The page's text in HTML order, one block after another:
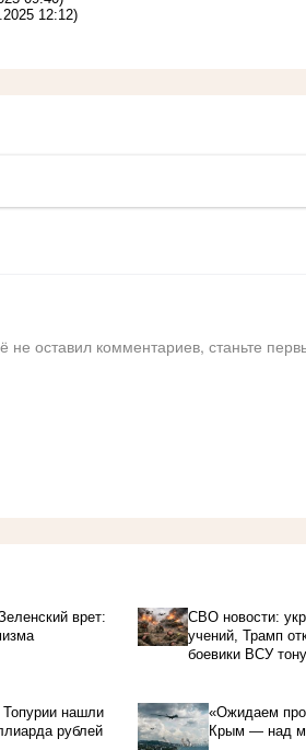
12:12)
не оставил комментариев, станьте
врет:
СВО новости:
учений, Трамп
боевики ВСУ
Топурии нашли
рублей
«Ожидаем
Крым — над